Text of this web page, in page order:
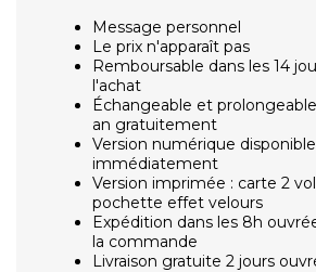
Message personnel
Le prix n'apparaît pas
Remboursable dans les 14
l'achat
Échangeable et
an gratuitement
Version numérique disponible
immédiatement
Version imprimée : carte 2
pochette effet velours
Expédition dans les 8h
la commande
Livraison gratuite 2 jours